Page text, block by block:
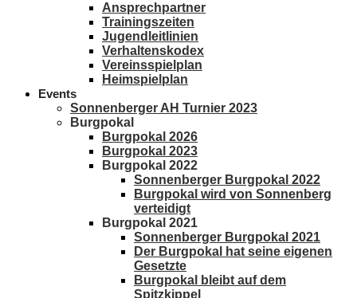
Ansprechpartner
Trainingszeiten
Jugendleitlinien
Verhaltenskodex
Vereinsspielplan
Heimspielplan
Events
Sonnenberger AH Turnier 2023
Burgpokal
Burgpokal 2026
Burgpokal 2023
Burgpokal 2022
Sonnenberger Burgpokal 2022
Burgpokal wird von Sonnenberg
verteidigt
Burgpokal 2021
Sonnenberger Burgpokal 2021
Der Burgpokal hat seine eigenen
Gesetzte
Burgpokal bleibt auf dem
Spitzkippel